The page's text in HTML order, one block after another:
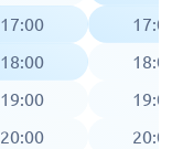
17:00
18:00
19:00
20:00